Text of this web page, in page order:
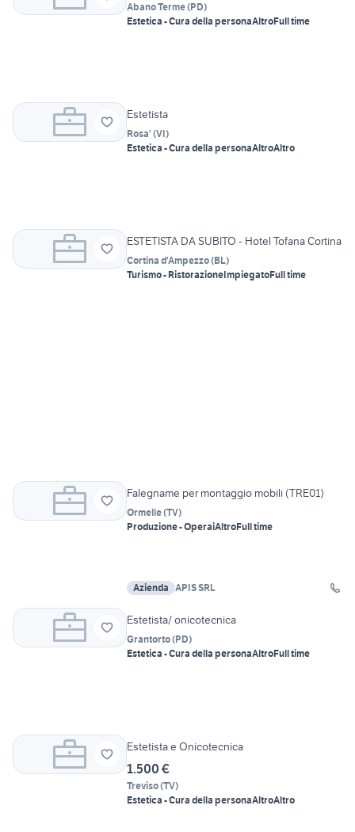
Abano Terme(PD)
Estetica - Cura della personaAltroFull time
Estetista
Rosa' (VI)
Estetica - Cura della personaAltroAltro
ESTETISTA DA SUBITO - Hotel Tofana Cortina
Cortina d'Ampezzo(BL)
Turismo - RistorazioneImpiegatoFull time
Falegname per montaggio mobili (TRE01)
Ormelle(TV)
Produzione - OperaiAltroFull time
Azienda APIS SRL
Estetista/ onicotecnica
Grantorto(PD)
Estetica - Cura della personaAltroFull time
Estetista e Onicotecnica
1.500 €
Treviso(TV)
Estetica - Cura della personaAltroAltro